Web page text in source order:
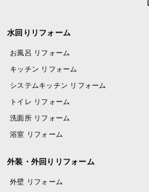
水回りリフォーム
お風呂 リフォーム
キッチン リフォーム
システムキッチン リフォーム
トイレ リフォーム
洗面所 リフォーム
浴室 リフォーム
外装・外回りリフォーム
外壁 リフォーム